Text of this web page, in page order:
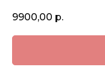
9900,00 р.